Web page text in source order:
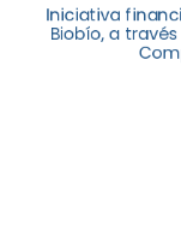
Iniciativa
Biobío, a